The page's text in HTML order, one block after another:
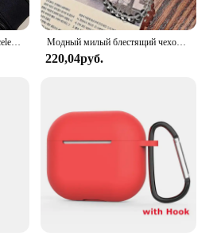
Meets Functionality**
with Bracelet is not just an
TPU material, this case is
protection against drops
maintaining a slim profile. The
and fashionable touch,
accessory in any setting.
out with friends, or
out, this case and bracelet set
remains safe and stylish.
Retro earphone case brown bracelet ins imd headset cover wireless bluetooth charging box for apple airpods 3 pro 4 2 1 2nd cover Модный милый блестящий чехол для гарнитуры из ТПУ с бабочкой для AirPods 4 Pro 2, чехол для наушников AirPod 3 1 2, чехол-браслет Keyc
220,04руб.